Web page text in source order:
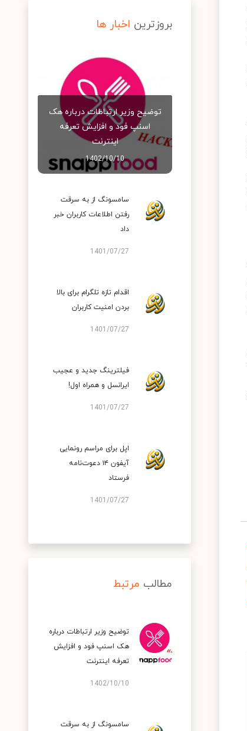
بروزترین اخبار ها
توضیح وزیر ارتباطات درباره هک
اسنپ‌ فود و افزایش تعرفه
اینترنت
1402/10/10
سامسونگ از به سرقت
رفتن اطلاعات کاربران خبر
داد
1401/07/27
اقدام تازه تلگرام برای بالا
بردن امنیت کاربران
1401/07/27
فیلترینگ جدید و عجیب
ایرانسل و همراه اول!
1401/07/27
اپل برای مراسم رونمایی
آیفون ۱۴ دعوت‌نامه
فرستاد
1401/07/27
مطالب مرتبط
توضیح وزیر ارتباطات درباره
هک اسنپ‌ فود و افزایش
تعرفه اینترنت
1402/10/10
سامسونگ از به سرقت